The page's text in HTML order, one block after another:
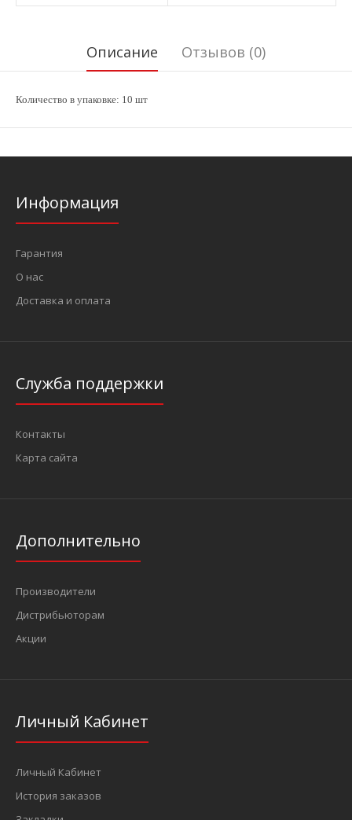
Описание Отзывов (0)
Количество в упаковке: 10 шт
Информация
Гарантия
О нас
Доставка и оплата
Служба поддержки
Контакты
Карта сайта
Дополнительно
Производители
Дистрибьюторам
Акции
Личный Кабинет
Личный Кабинет
История заказов